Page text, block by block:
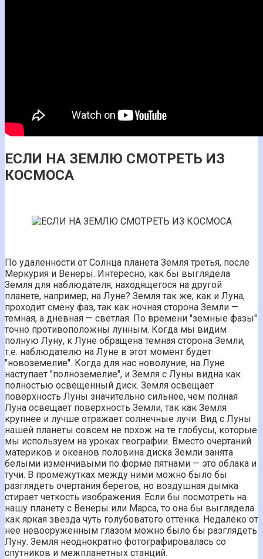
ЕСЛИ НА ЗЕМЛЮ СМОТРЕТЬ ИЗ
КОСМОСА
По удаленности от Солнца планета Земля третья, после
Меркурия и Венеры. Интересно, как бы выглядела
Земля для наблюдателя, находящегося на другой
планете, например, на Луне? Земля так же, как и Луна,
проходит смену фаз, так как ночная сторона Земли —
темная, а дневная — светлая. По времени "земные фазы"
точно противоположны лунным. Когда мы видим
полную Луну, к Луне обращена темная сторона Земли,
т.е. наблюдателю на Луне в этот момент будет
"новоземелие". Когда для нас новолуние, на Луне
наступает "полноземелие", и Земля с Луны видна как
полностью освещенный диск. Земля освещает
поверхность Луны значительно сильнее, чем полная
Луна освещает поверхность Земли, так как Земля
крупнее и лучше отражает солнечные лучи. Вид с Луны
нашей планеты совсем не похож на те глобусы, которые
мы используем на уроках географии. Вместо очертаний
материков и океанов половина диска Земли занята
белыми изменчивыми по форме пятнами — это облака и
тучи. В промежутках между ними можно было бы
разглядеть очертания берегов, но воздушная дымка
стирает четкость изображения. Если бы посмотреть на
нашу планету с Венеры или Марса, то она бы выглядела
как яркая звезда чуть голубоватого оттенка. Недалеко от
нее невооруженным глазом можно было бы разглядеть
Луну. Земля неоднократно фотографировалась со
спутников и межпланетных станций.